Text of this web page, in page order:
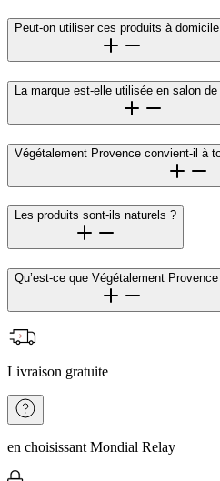
Peut-on utiliser ces produits à
La marque est-elle utilisée en salon
Végétalement Provence convient-il à
Les produits sont-ils naturels ?
Qu’est-ce que Végétalement
Livraison gratuite
en choisissant Mondial Relay